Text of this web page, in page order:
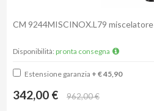
CM 9244MISCINOX.L79 miscelatore
Disponibilità: pronta consegna
Estensione garanzia + € 45,90
342,00 € 962,00 €